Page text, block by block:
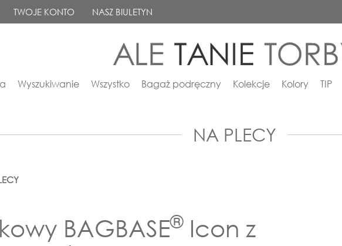
TWOJE KONTO NASZ BIULETYN
Wyszukiwanie Wszystko Bagaż podręczny Kolekcje Kolory TIP
NA PLECY
BAGBASE®Icon z